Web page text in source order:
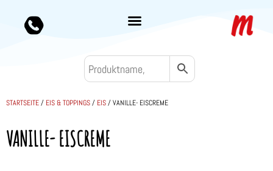
STARTSEITE/ EIS & TOPPINGS/ EIS/ VANILLE- EISCREME
VANILLE- EISCREME